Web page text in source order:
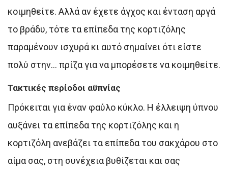
κοιμηθείτε. Αλλά αν έχετε άγχος και ένταση αργά
το βράδυ, τότε τα επίπεδα της κορτιζόλης
παραμένουν ισχυρά κι αυτό σημαίνει ότι είστε
πολύ στην… πρίζα για να μπορέσετε να κοιμηθείτε.
Τακτικές περίοδοι αϋπνίας
Πρόκειται για έναν φαύλο κύκλο. Η έλλειψη ύπνου
αυξάνει τα επίπεδα της κορτιζόλης και η
κορτιζόλη ανεβάζει τα επίπεδα του σακχάρου στο
αίμα σας, στη συνέχεια βυθίζεται και σας